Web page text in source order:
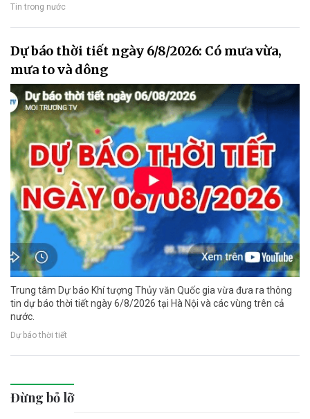
Tin trong nước
Dự báo thời tiết ngày 6/8/2026: Có mưa vừa,
mưa to và dông
Trung tâm Dự báo Khí tượng Thủy văn Quốc gia vừa đưa ra thông
tin dự báo thời tiết ngày 6/8/2026 tại Hà Nội và các vùng trên cả
nước.
Dự báo thời tiết
Đừng bỏ lỡ